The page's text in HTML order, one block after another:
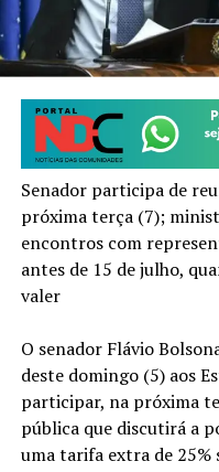
Senador participa de
próxima terça (7);
encontros com
antes de 15 de julho,
valer
O senador Flávio
deste domingo (5) aos
participar, na próxima
pública que discutirá a
uma tarifa extra de